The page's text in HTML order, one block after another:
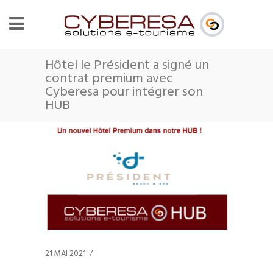
Hôtel le Président a signé un
contrat premium avec
Cyberesa pour intégrer son
HUB
21 MAI 2021